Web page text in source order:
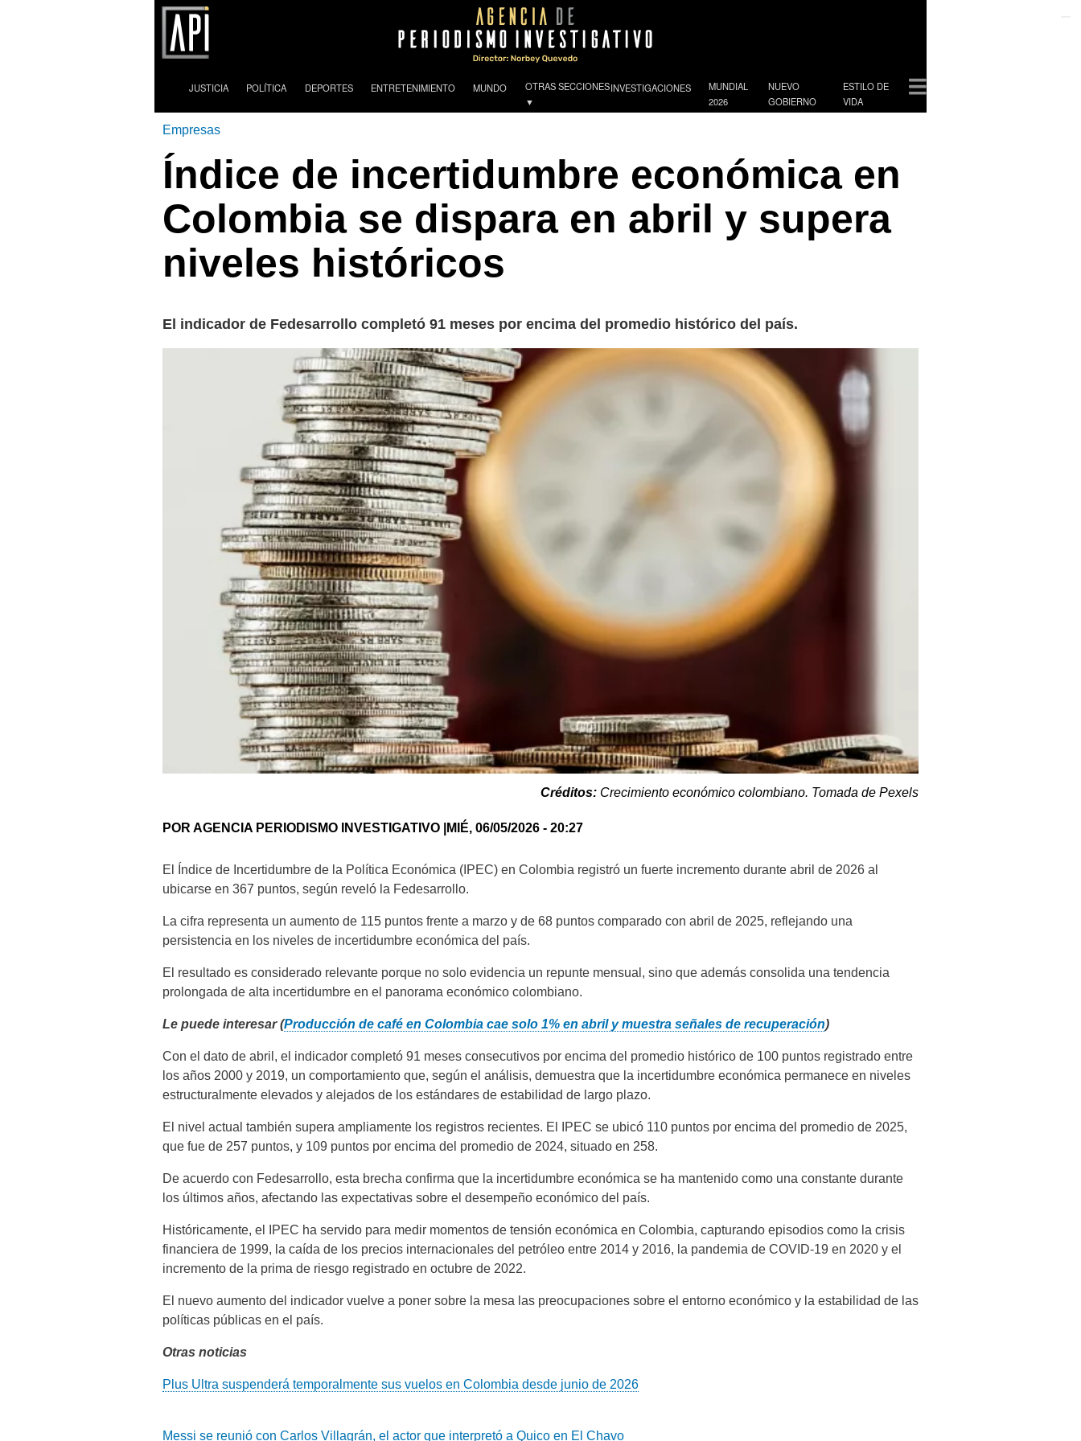
JUSTICIA POLÍTICA DEPORTES ENTRETENIMIENTO MUNDO
OTRAS SECCIONES
▼
INVESTIGACIONES
MUNDIAL
2026
NUEVO
GOBIERNO
ESTILO DE
VIDA
Empresas
Índice de incertidumbre económica en
Colombia se dispara en abril y supera
niveles históricos
El indicador de Fedesarrollo completó 91 meses por encima del promedio histórico del país.
POR AGENCIA PERIODISMO INVESTIGATIVO | MIÉ, 06/05/2026 - 20:27
Créditos: Crecimiento económico colombiano. Tomada de Pexels
El Índice de Incertidumbre de la Política Económica (IPEC) en Colombia registró un fuerte incremento durante abril de 2026 al
ubicarse en 367 puntos, según reveló la Fedesarrollo.
La cifra representa un aumento de 115 puntos frente a marzo y de 68 puntos comparado con abril de 2025, reflejando una
persistencia en los niveles de incertidumbre económica del país.
El resultado es considerado relevante porque no solo evidencia un repunte mensual, sino que además consolida una tendencia
prolongada de alta incertidumbre en el panorama económico colombiano.
Le puede interesar (Producción de café en Colombia cae solo 1% en abril y muestra señales de recuperación)
Con el dato de abril, el indicador completó 91 meses consecutivos por encima del promedio histórico de 100 puntos registrado entre
los años 2000 y 2019, un comportamiento que, según el análisis, demuestra que la incertidumbre económica permanece en niveles
estructuralmente elevados y alejados de los estándares de estabilidad de largo plazo.
El nivel actual también supera ampliamente los registros recientes. El IPEC se ubicó 110 puntos por encima del promedio de 2025,
que fue de 257 puntos, y 109 puntos por encima del promedio de 2024, situado en 258.
De acuerdo con Fedesarrollo, esta brecha confirma que la incertidumbre económica se ha mantenido como una constante durante
los últimos años, afectando las expectativas sobre el desempeño económico del país.
Históricamente, el IPEC ha servido para medir momentos de tensión económica en Colombia, capturando episodios como la crisis
financiera de 1999, la caída de los precios internacionales del petróleo entre 2014 y 2016, la pandemia de COVID-19 en 2020 y el
incremento de la prima de riesgo registrado en octubre de 2022.
El nuevo aumento del indicador vuelve a poner sobre la mesa las preocupaciones sobre el entorno económico y la estabilidad de las
políticas públicas en el país.
Otras noticias
Plus Ultra suspenderá temporalmente sus vuelos en Colombia desde junio de 2026
Messi se reunió con Carlos Villagrán, el actor que interpretó a Quico en El Chavo